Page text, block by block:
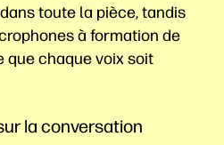
toute la pièce, tandis
à formation de
que chaque voix soit
la conversation